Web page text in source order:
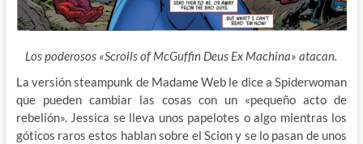
Los poderosos «Scrolls of McGuffin Deus Ex Machina» atacan.
La versión steampunk de Madame Web le dice a Spiderwoman
que pueden cambiar las cosas con un «pequeño acto de
rebelión». Jessica se lleva unos papelotes o algo mientras los
góticos raros estos hablan sobre el Scion y se lo pasan de unos